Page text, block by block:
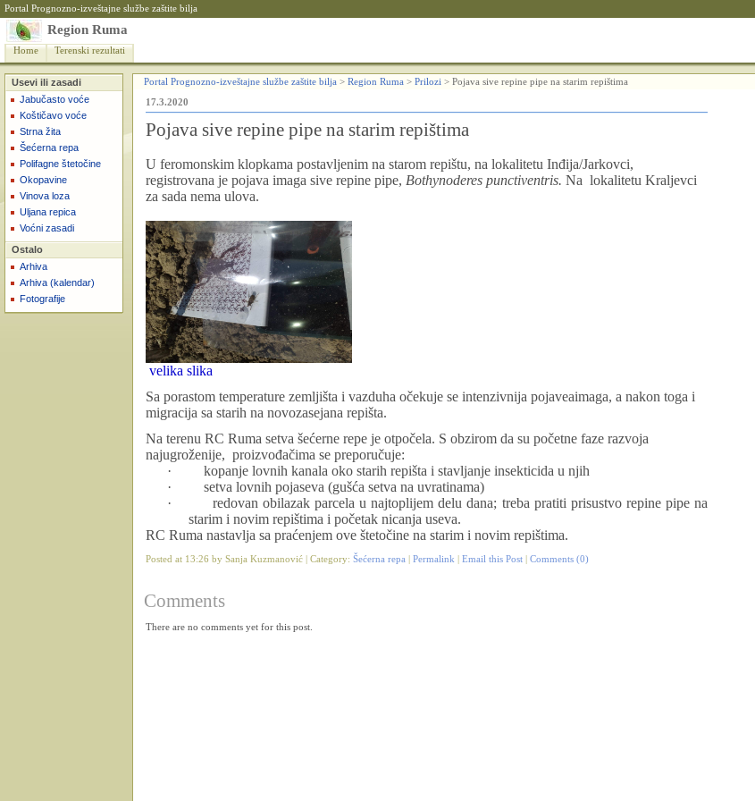
Portal Prognozno-izveštajne službe zaštite bilja
Region Ruma
Home Terenski rezultati
Usevi ili zasadi
Jabučasto voće
Koštičavo voće
Strna žita
Šećerna repa
Polifagne štetočine
Okopavine
Vinova loza
Uljana repica
Voćni zasadi
Ostalo
Arhiva
Arhiva (kalendar)
Fotografije
Portal Prognozno-izveštajne službe zaštite bilja > Region Ruma > Prilozi > Pojava sive repine pipe na starim repištima
17.3.2020
Pojava sive repine pipe na starim repištima
U feromonskim klopkama postavljenim na starom repištu, na lokalitetu Inđija/Jarkovci,
registrovana je pojava imaga sive repine pipe, Bothynoderes punctiventris. Na lokalitetu Kraljevci
za sada nema ulova.
velika slika
Sa porastom temperature zemljišta i vazduha očekuje se intenzivnija pojaveaimaga, a nakon toga i
migracija sa starih na novozasejana repišta.
Na terenu RC Ruma setva šećerne repe je otpočela. S obzirom da su početne faze razvoja
najugroženije, proizvođačima se preporučuje:
·
kopanje lovnih kanala oko starih repišta i stavljanje insekticida u njih
·
setva lovnih pojaseva (gušća setva na uvratinama)
·
redovan obilazak parcela u najtoplijem delu dana; treba pratiti prisustvo repine pipe na
starim i novim repištima i početak nicanja useva.
RC Ruma nastavlja sa praćenjem ove štetočine na starim i novim repištima.
Posted at 13:26 by Sanja Kuzmanović | Category: Šećerna repa Permalink Email this Post Comments (0)
Comments
There are no comments yet for this post.